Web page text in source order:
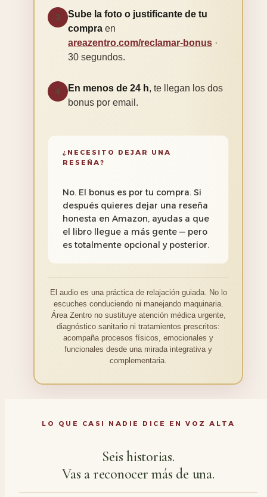
3
Sube la foto o justificante de tu
compra en
areazentro.com/reclamar-bonus ·
30 segundos.
4 En menos de 24 h, te llegan los dos
bonus por email.
¿NECESITO DEJAR UNA
RESEÑA?
No. El bonus es por tu compra. Si
después quieres dejar una reseña
honesta en Amazon, ayudas a que
el libro llegue a más gente — pero
es totalmente opcional y posterior.
El audio es una práctica de relajación guiada. No lo
escuches conduciendo ni manejando maquinaria.
Área Zentro no sustituye atención médica urgente,
diagnóstico sanitario ni tratamientos prescritos:
acompaña procesos físicos, emocionales y
funcionales desde una mirada integrativa y
complementaria.
LO QUE CASI NADIE DICE EN VOZ ALTA
Seis historias.
Vas a reconocer más de una.